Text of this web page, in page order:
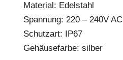
Material: Edelstahl
Spannung: 220 – 240V AC
Schutzart: IP67
Gehäusefarbe: silber